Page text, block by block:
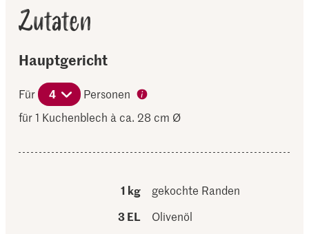
Zutaten
Hauptgericht
Für 4
Personen
für 1 Kuchenblech à ca. 28 cm Ø
1 kg
gekochte Randen
3 EL
Olivenöl